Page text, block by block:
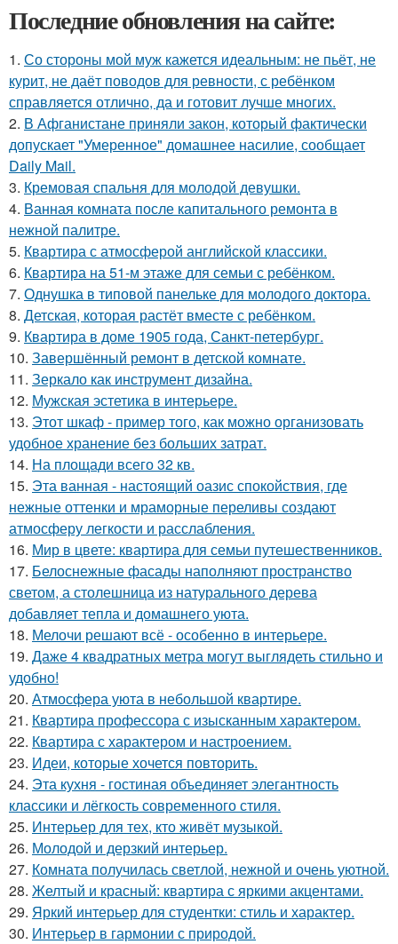
Последние обновления на сайте:
1. Со стороны мой муж кажется идеальным: не пьёт, не
курит, не даёт поводов для ревности, с ребёнком
справляется отлично, да и готовит лучше многих.
2. В Афганистане приняли закон, который фактически
допускает "Умеренное" домашнее насилие, сообщает
Daily Mail.
3. Кремовая спальня для молодой девушки.
4. Ванная комната после капитального ремонта в
нежной палитре.
5. Квартира с атмосферой английской классики.
6. Квартира на 51-м этаже для семьи с ребёнком.
7. Однушка в типовой панельке для молодого доктора.
8. Детская, которая растёт вместе с ребёнком.
9. Квартира в доме 1905 года, Санкт-петербург.
10. Завершённый ремонт в детской комнате.
11. Зеркало как инструмент дизайна.
12. Мужская эстетика в интерьере.
13. Этот шкаф - пример того, как можно организовать
удобное хранение без больших затрат.
14. На площади всего 32 кв.
15. Эта ванная - настоящий оазис спокойствия, где
нежные оттенки и мраморные переливы создают
атмосферу легкости и расслабления.
16. Мир в цвете: квартира для семьи путешественников.
17. Белоснежные фасады наполняют пространство
светом, а столешница из натурального дерева
добавляет тепла и домашнего уюта.
18. Мелочи решают всё - особенно в интерьере.
19. Даже 4 квадратных метра могут выглядеть стильно и
удобно!
20. Атмосфера уюта в небольшой квартире.
21. Квартира профессора с изысканным характером.
22. Квартира с характером и настроением.
23. Идеи, которые хочется повторить.
24. Эта кухня - гостиная объединяет элегантность
классики и лёгкость современного стиля.
25. Интерьер для тех, кто живёт музыкой.
26. Молодой и дерзкий интерьер.
27. Комната получилась светлой, нежной и очень уютной.
28. Желтый и красный: квартира с яркими акцентами.
29. Яркий интерьер для студентки: стиль и характер.
30. Интерьер в гармонии с природой.